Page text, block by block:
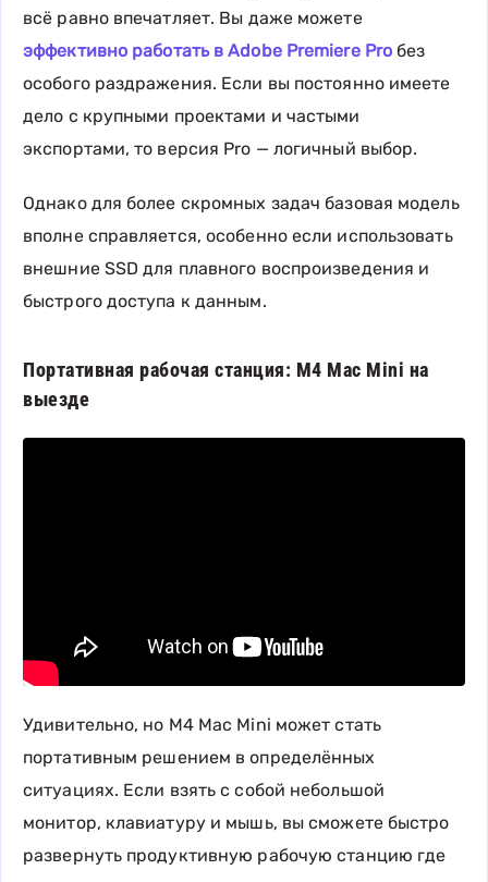
всё равно впечатляет. Вы даже можете
эффективно работать в Adobe Premiere Pro без
особого раздражения. Если вы постоянно имеете
дело с крупными проектами и частыми
экспортами, то версия Pro — логичный выбор.
Однако для более скромных задач базовая модель
вполне справляется, особенно если использовать
внешние SSD для плавного воспроизведения и
быстрого доступа к данным.
Портативная рабочая станция: M4 Mac Mini на
выезде
Удивительно, но M4 Mac Mini может стать
портативным решением в определённых
ситуациях. Если взять с собой небольшой
монитор, клавиатуру и мышь, вы сможете быстро
развернуть продуктивную рабочую станцию где